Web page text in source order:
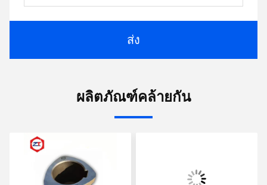
ส่ง
ผลิตภัณฑ์คล้ายกัน